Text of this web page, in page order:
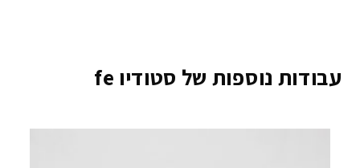
עבודות נוספות של סטודיו fe